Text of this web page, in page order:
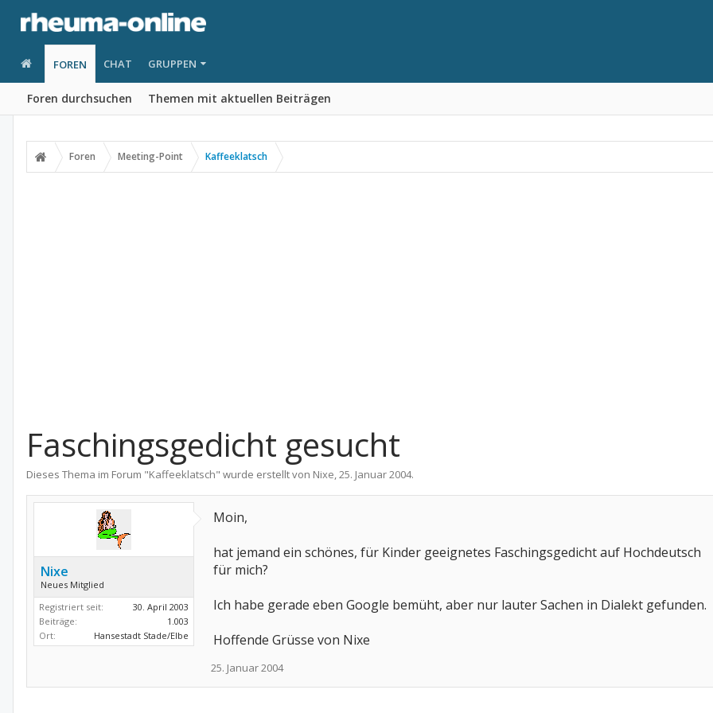
FOREN
Foren durchsuchen Themen mit aktuellen Beiträgen
CHAT GRUPPEN
Foren Meeting-Point Kaffeeklatsch
Faschingsgedicht gesucht
Dieses Thema im Forum "Kaffeeklatsch" wurde erstellt von Nixe,25. Januar 2004.
Nixe
Neues Mitglied
Registriert seit:
30. April 2003
Beiträge:
1.003
Ort:
Hansestadt Stade/Elbe
Moin,
hat jemand ein schönes, für Kinder geeignetes Faschingsgedicht auf Hochdeutsch
für mich?
Ich habe gerade eben Google bemüht, aber nur lauter Sachen in Dialekt gefunden.
Hoffende Grüsse von Nixe
25. Januar 2004